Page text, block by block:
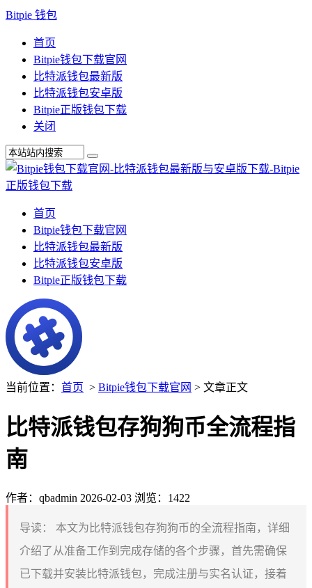
Bitpie 钱包
首页
Bitpie钱包下载官网
比特派钱包最新版
比特派钱包安卓版
Bitpie正版钱包下载
关闭
首页
Bitpie钱包下载官网
比特派钱包最新版
比特派钱包安卓版
Bitpie正版钱包下载
当前位置： 首页 > Bitpie钱包下载官网 > 文章正文
比特派钱包存狗狗币全流程指
南
作者：qbadmin 2026-02-03 浏览：1422
导读：
本文为比特派钱包存狗狗币的全流程指南，详细
介绍了从准备工作到完成存储的各个步骤，首先需确保
已下载并安装比特派钱包，完成注册与实名认证，接着